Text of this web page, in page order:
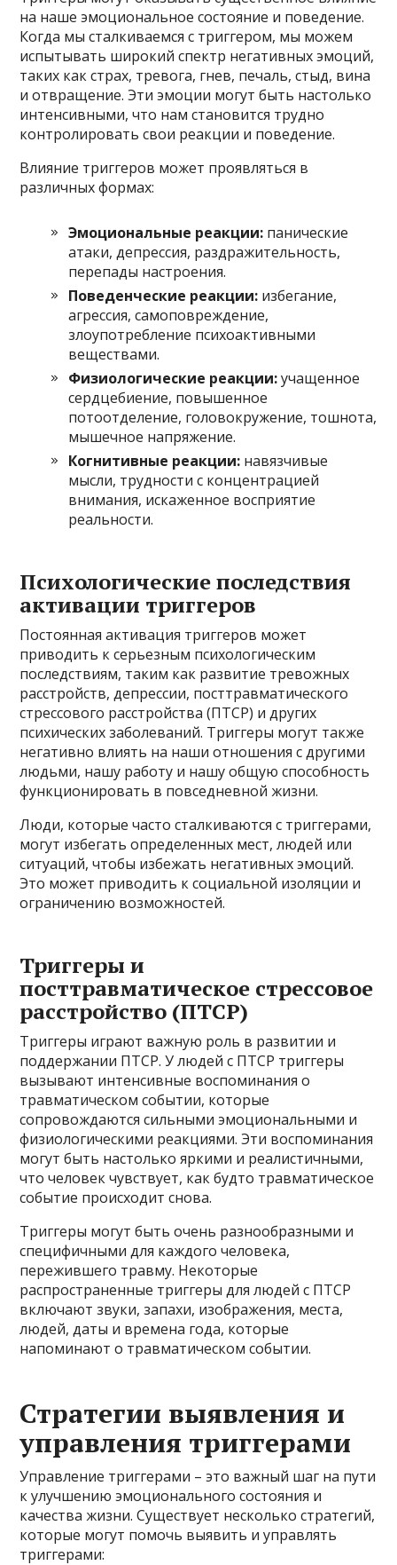
на наше эмоциональное состояние и поведение.
Когда мы сталкиваемся с триггером, мы можем
испытывать широкий спектр негативных эмоций,
таких как страх, тревога, гнев, печаль, стыд, вина
и отвращение. Эти эмоции могут быть настолько
интенсивными, что нам становится трудно
контролировать свои реакции и поведение.
Влияние триггеров может проявляться в
различных формах:
Эмоциональные реакции: панические
атаки, депрессия, раздражительность,
перепады настроения.
Поведенческие реакции: избегание,
агрессия, самоповреждение,
злоупотребление психоактивными
веществами.
Физиологические реакции:учащенное
сердцебиение, повышенное
потоотделение, головокружение, тошнота,
мышечное напряжение.
Когнитивные реакции: навязчивые
мысли, трудности с концентрацией
внимания, искаженное восприятие
реальности.
Психологические последствия
активации триггеров
Постоянная активация триггеров может
приводить к серьезным психологическим
последствиям, таким как развитие тревожных
расстройств, депрессии, посттравматического
стрессового расстройства (ПТСР) и других
психических заболеваний. Триггеры могут также
негативно влиять на наши отношения с другими
людьми, нашу работу и нашу общую способность
функционировать в повседневной жизни.
Люди, которые часто сталкиваются с триггерами,
могут избегать определенных мест, людей или
ситуаций, чтобы избежать негативных эмоций.
Это может приводить к социальной изоляции и
ограничению возможностей.
Триггеры и
посттравматическое стрессовое
расстройство (ПТСР)
Триггеры играют важную роль в развитии и
поддержании ПТСР. У людей с ПТСР триггеры
вызывают интенсивные воспоминания о
травматическом событии, которые
сопровождаются сильными эмоциональными и
физиологическими реакциями. Эти воспоминания
могут быть настолько яркими и реалистичными,
что человек чувствует, как будто травматическое
событие происходит снова.
Триггеры могут быть очень разнообразными и
специфичными для каждого человека,
пережившего травму. Некоторые
распространенные триггеры для людей с ПТСР
включают звуки, запахи, изображения, места,
людей, даты и времена года, которые
напоминают о травматическом событии.
Стратегии выявления и
управления триггерами
Управление триггерами – это важный шаг на пути
к улучшению эмоционального состояния и
качества жизни. Существует несколько стратегий,
которые могут помочь выявить и управлять
триггерами: